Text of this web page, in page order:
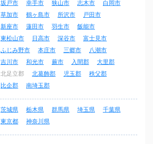
坂戸市
幸手市 狭山市 志木市
白岡市
草加市
鶴ヶ島市 所沢市
戸田市
新座市
蓮田市 羽生市
飯能市
東松山市
日高市 深谷市
富士見市
ふじみ野市
本庄市 三郷市
八潮市
吉川市
和光市 蕨市 入間郡
大里郡
北足立郡
北葛飾郡 児玉郡
秩父郡
比企郡
南埼玉郡
茨城県 栃木県 群馬県 埼玉県
千葉県
東京都
神奈川県